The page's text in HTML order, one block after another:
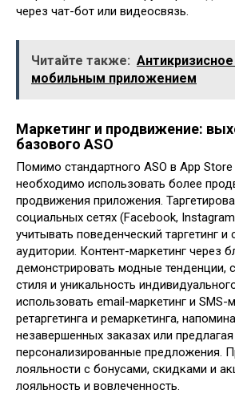
через чат-бот или видеосвязь.
Читайте также:
мобильным приложением
Маркетинг и продвижение:
базового ASO
Помимо стандартного ASO в App Store
необходимо использовать более
продвижения приложения.
социальных сетях (Facebook,
учитывать поведенческий таргетинг и
аудитории. Контент-маркетинг через
демонстрировать модные тенденции,
стиля и уникальность
использовать email-маркетинг и SMS-
ретаргетинга и ремаркетинга,
незавершенных заказах или предлагая
персонализированные предложения.
лояльности с бонусами, скидками и
лояльность и вовлеченность.